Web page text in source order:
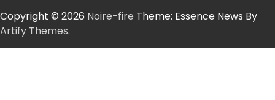
Copyright © 2026 Noire-fire Theme: Essence News By
Artify Themes.